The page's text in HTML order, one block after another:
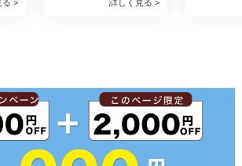
る > 詳しく見る >